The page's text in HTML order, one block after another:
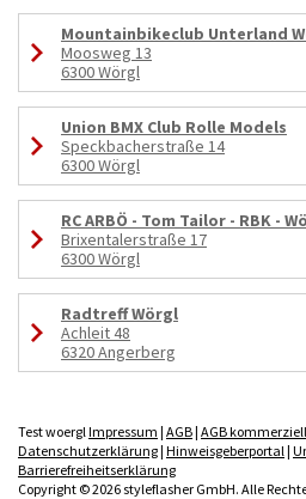
Mountainbikeclub Unterland
Moosweg 13
6300 Wörgl
Union BMX Club Rolle Models
Speckbacherstraße 14
6300 Wörgl
RC ARBÖ - Tom Tailor - RBK -
Brixentalerstraße 17
6300 Wörgl
Radtreff Wörgl
Achleit 48
6320 Angerberg
Test woergl Impressum | AGB| AGB kommerziell
Datenschutzerklärung| Hinweisgeberportal |
Barrierefreiheitserklärung
Copyright © 2026 styleflasher GmbH. Alle